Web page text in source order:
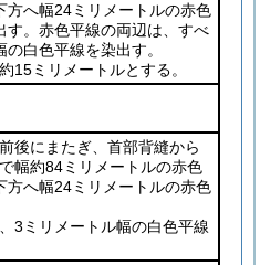
方へ幅24ミリメートルの赤色
す。赤色平線の両辺は、すべ
白色平線を染出す。
15ミリメートルとする。
後にまたぎ、首部背縫から
幅約84ミリメートルの赤色
方へ幅24ミリメートルの赤色
3ミリメートル幅の白色平線